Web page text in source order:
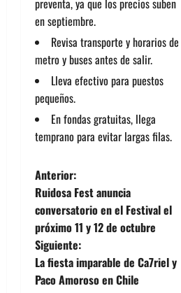
en septiembre.
Revisa transporte y horarios de
metro y buses antes de salir.
Lleva efectivo para puestos
pequeños.
En fondas gratuitas, llega
temprano para evitar largas filas.
N
a
v
e
Anterior:
Ruidosa Fest anuncia
conversatorio en el Festival el
próximo 11 y 12 de octubre
Siguiente:
La fiesta imparable de Ca7riel y
Paco Amoroso en Chile